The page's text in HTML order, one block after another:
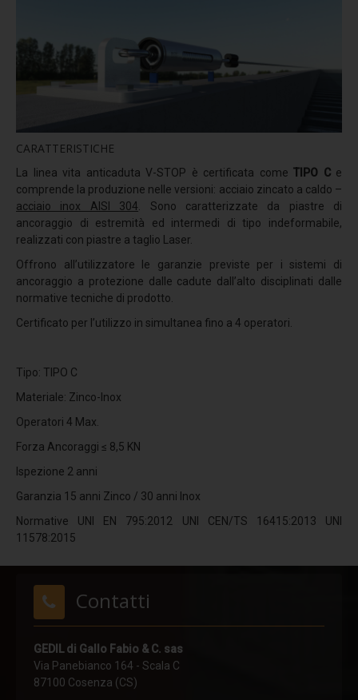
Resistenza meccanica
Simulatore pioggia
Linea vita F-STOP CAT
Linea vita H-STOP HI
Linea vita H-STOP
Linea vita V-STOP
Dispositivi TIPO D
R-STOP BINARIO
Dispositivi TIPO A
TURN POLE
TURN POLE HI
SHORT POLE
PIN
RING
UNDER FLEX
PLATE X PLUS
CRIMP
CARATTERISTICHE
La linea vita anticaduta V-STOP è certificata come TIPO Ce
comprende la produzione nelle versioni: acciaio zincato a caldo –
acciaio inox AISI 304 . Sono caratterizzate da piastre di
ancoraggio di estremità ed intermedi di tipo indeformabile,
realizzati con piastre a taglio Laser.
Offrono all’utilizzatore le garanzie previste per i sistemi di
ancoraggio a protezione dalle cadute dall’alto disciplinati dalle
normative tecniche di prodotto.
Certificato per l’utilizzo in simultanea fino a 4 operatori.
Tipo: TIPO C
Materiale: Zinco-Inox
Operatori 4 Max.
Forza Ancoraggi ≤ 8,5 KN
Ispezione 2 anni
Garanzia 15 anni Zinco / 30 anni Inox
Normative UNI EN 795:2012 UNI CEN/TS 16415:2013 UNI
11578:2015
Contatti
GEDIL di Gallo Fabio & C. sas
Via Panebianco 164 - Scala C
87100 Cosenza (CS)